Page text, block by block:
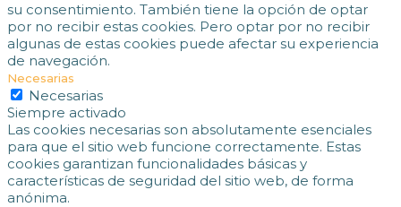
su consentimiento. También tiene la opción de optar
por no recibir estas cookies. Pero optar por no recibir
algunas de estas cookies puede afectar su experiencia
de navegación.
Necesarias
Necesarias
Siempre activado
Las cookies necesarias son absolutamente esenciales
para que el sitio web funcione correctamente. Estas
cookies garantizan funcionalidades básicas y
características de seguridad del sitio web, de forma
anónima.